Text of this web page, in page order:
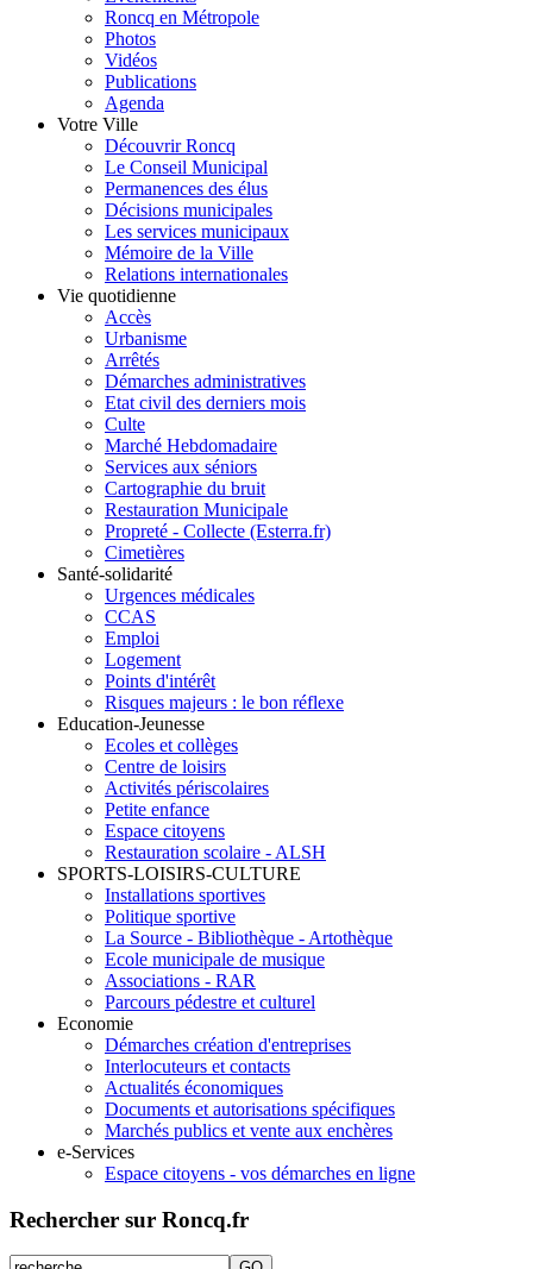
Roncq en Métropole
Photos
Vidéos
Publications
Agenda
Votre Ville
Découvrir Roncq
Le Conseil Municipal
Permanences des élus
Décisions municipales
Les services municipaux
Mémoire de la Ville
Relations internationales
Vie quotidienne
Accès
Urbanisme
Arrêtés
Démarches administratives
Etat civil des derniers mois
Culte
Marché Hebdomadaire
Services aux séniors
Cartographie du bruit
Restauration Municipale
Propreté - Collecte (Esterra.fr)
Cimetières
Santé-solidarité
Urgences médicales
CCAS
Emploi
Logement
Points d'intérêt
Risques majeurs : le bon réflexe
Education-Jeunesse
Ecoles et collèges
Centre de loisirs
Activités périscolaires
Petite enfance
Espace citoyens
Restauration scolaire - ALSH
SPORTS-LOISIRS-CULTURE
Installations sportives
Politique sportive
La Source - Bibliothèque - Artothèque
Ecole municipale de musique
Associations - RAR
Parcours pédestre et culturel
Economie
Démarches création d'entreprises
Interlocuteurs et contacts
Actualités économiques
Documents et autorisations spécifiques
Marchés publics et vente aux enchères
e-Services
Espace citoyens - vos démarches en ligne
Rechercher sur Roncq.fr